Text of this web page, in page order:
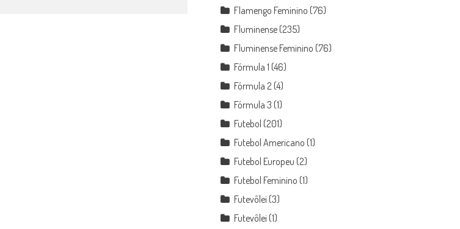
Flamengo Feminino (76)
Fluminense (235)
Fluminense Feminino (76)
Fórmula 1 (46)
Fórmula 2 (4)
Fórmula 3 (1)
Futebol (201)
Futebol Americano (1)
Futebol Europeu (2)
Futebol Feminino (1)
Futevôlei (3)
Futevôlei (1)